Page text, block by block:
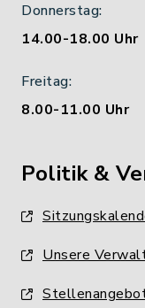
Donnerstag:
14.00-18.00 Uhr
Freitag:
8.00-11.00 Uhr
Politik &
Unsere